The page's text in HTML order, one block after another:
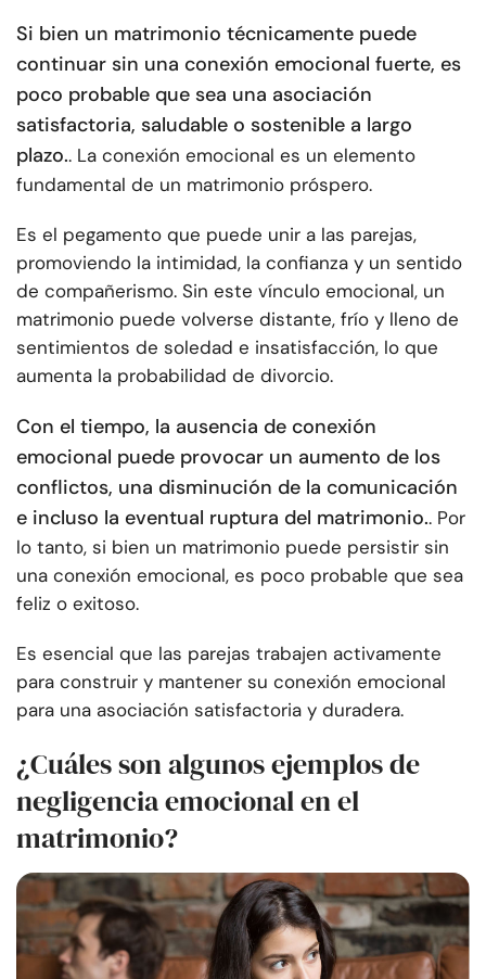
Si bien un matrimonio técnicamente puede
continuar sin una conexión emocional fuerte, es
poco probable que sea una asociación
satisfactoria, saludable o sostenible a largo
plazo.. La conexión emocional es un elemento
fundamental de un matrimonio próspero.
Es el pegamento que puede unir a las parejas,
promoviendo la intimidad, la confianza y un sentido
de compañerismo. Sin este vínculo emocional, un
matrimonio puede volverse distante, frío y lleno de
sentimientos de soledad e insatisfacción, lo que
aumenta la probabilidad de divorcio.
Con el tiempo, la ausencia de conexión
emocional puede provocar un aumento de los
conflictos, una disminución de la comunicación
e incluso la eventual ruptura del matrimonio.. Por
lo tanto, si bien un matrimonio puede persistir sin
una conexión emocional, es poco probable que sea
feliz o exitoso.
Es esencial que las parejas trabajen activamente
para construir y mantener su conexión emocional
para una asociación satisfactoria y duradera.
¿Cuáles son algunos ejemplos de
negligencia emocional en el
matrimonio?